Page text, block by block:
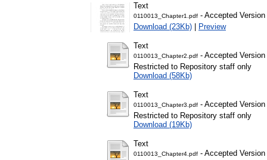
Text
0110013_Chapter1.pdf - Accepted Version
Download (23Kb) | Preview
Text
0110013_Chapter2.pdf - Accepted Version
Restricted to Repository staff only
Download (58Kb)
Text
0110013_Chapter3.pdf - Accepted Version
Restricted to Repository staff only
Download (19Kb)
Text
0110013_Chapter4.pdf - Accepted Version